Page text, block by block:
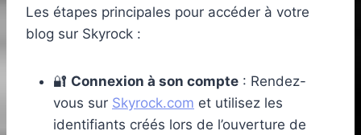
Les étapes principales pour accéder à votre
blog sur Skyrock :
🔐 Connexion à son compte : Rendez-
vous sur Skyrock.com et utilisez les
identifiants créés lors de l’ouverture de